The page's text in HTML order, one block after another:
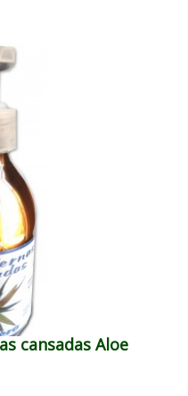
cansadas Aloe